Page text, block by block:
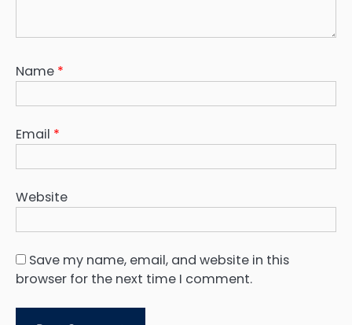
Name *
Email *
Website
Save my name, email, and website in this
browser for the next time I comment.